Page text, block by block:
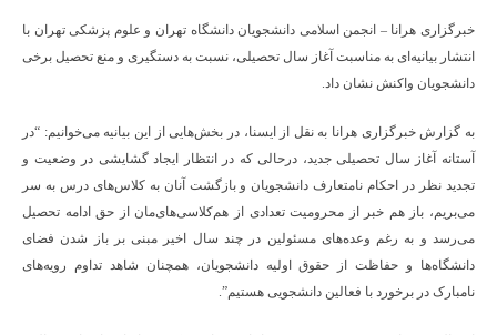
خبرگزاری هرانا – انجمن اسلامی دانشجویان دانشگاه تهران و علوم پزشکی تهران با
انتشار بیانیه‌ای به مناسبت آغاز سال تحصیلی، نسبت به دستگیری و منع تحصیل برخی
دانشجویان واکنش نشان داد.
به گزارش خبرگزاری هرانا به نقل از ایسنا، در بخش‌هایی از این بیانیه می‌خوانیم: “در
آستانه آغاز سال تحصیلی جدید، درحالی که در انتظار ایجاد گشایشی در وضعیت و
تجدید نظر در احکام نامتعارف دانشجویان و بازگشت آنان به کلاس‌های درس به سر
می‌بریم، باز هم خبر از محرومیت تعدادی از هم‌کلاسی‌های‌مان از حق ادامه‌ تحصیل
می‌رسد و به رغم وعده‌های مسئولین در چند سال اخیر مبنی بر باز شدن فضای
دانشگاه‌ها و حفاظت از حقوق اولیه دانشجویان، همچنان شاهد تداوم رویه‌های
نامبارک در برخورد با فعالین دانشجویی هستیم”.